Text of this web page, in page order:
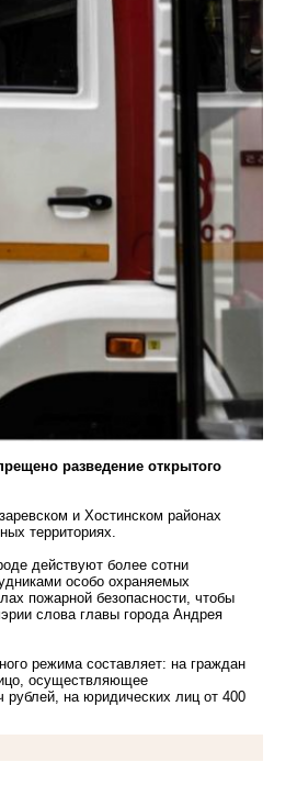
разведение открытого
и Хостинском районах
территориях.
действуют более сотни
особо охраняемых
пожарной безопасности, чтобы
слова главы города Андрея
режима составляет: на граждан
осуществляющее
рублей, на юридических лиц от 400